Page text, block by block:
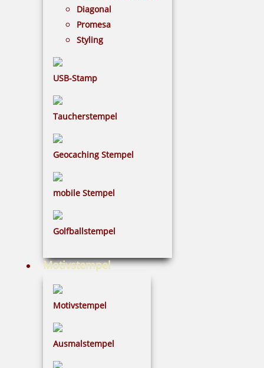
Diagonal
Promesa
Styling
USB-Stamp
Taucherstempel
Geocaching Stempel
mobile Stempel
Golfballstempel
Motivstempel
Motivstempel
Ausmalstempel
Trodat Professional 5117 4.0 Wortbandstempel mit Datum
24,05 €